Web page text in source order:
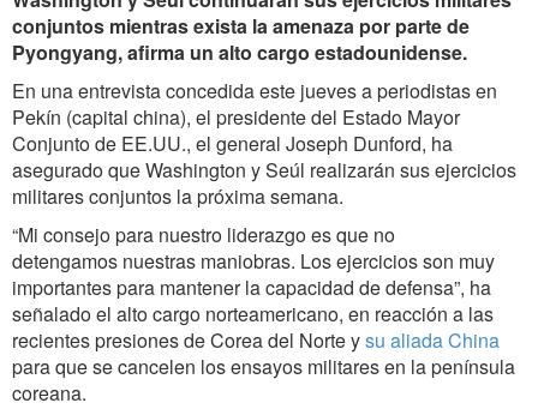
conjuntos mientras exista la amenaza por parte de
Pyongyang, afirma un alto cargo estadounidense.
En una entrevista concedida este jueves a periodistas en
Pekín (capital china), el presidente del Estado Mayor
Conjunto de EE.UU., el general Joseph Dunford, ha
asegurado que Washington y Seúl realizarán sus ejercicios
militares conjuntos la próxima semana.
“Mi consejo para nuestro liderazgo es que no
detengamos nuestras maniobras. Los ejercicios son muy
importantes para mantener la capacidad de defensa”, ha
señalado el alto cargo norteamericano, en reacción a las
recientes presiones de Corea del Norte ysu aliada China
para que se cancelen los ensayos militares en la península
coreana.